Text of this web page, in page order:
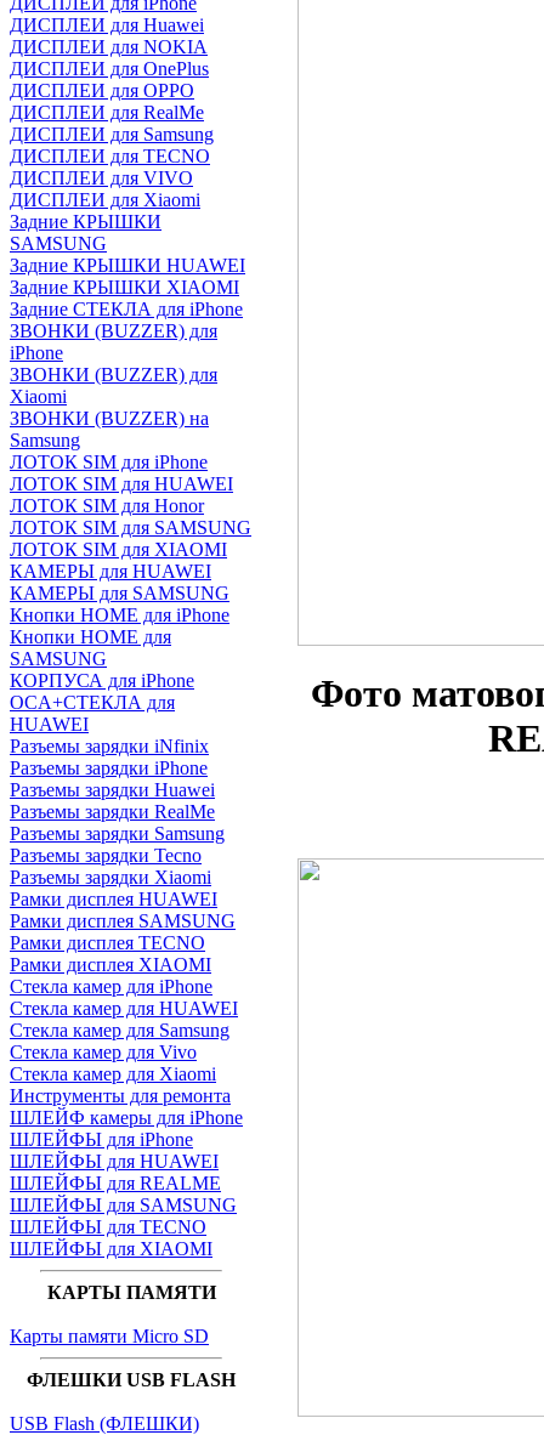
ДИСПЛЕИ для Huawei
ДИСПЛЕИ для NOKIA
ДИСПЛЕИ для OnePlus
ДИСПЛЕИ для OPPO
ДИСПЛЕИ для RealMe
ДИСПЛЕИ для Samsung
ДИСПЛЕИ для TECNO
ДИСПЛЕИ для VIVO
ДИСПЛЕИ для Xiaomi
Задние КРЫШКИ
SAMSUNG
Задние КРЫШКИ HUAWEI
Задние КРЫШКИ XIAOMI
Задние СТЕКЛА для iPhone
ЗВОНКИ (BUZZER) для
iPhone
ЗВОНКИ (BUZZER) для
Xiaomi
ЗВОНКИ (BUZZER) на
Samsung
ЛОТОК SIM для iPhone
ЛОТОК SIM для HUAWEI
ЛОТОК SIM для Honor
ЛОТОК SIM для SAMSUNG
ЛОТОК SIM для XIAOMI
КАМЕРЫ для HUAWEI
КАМЕРЫ для SAMSUNG
Кнопки HOME для iPhone
Кнопки HOME для
SAMSUNG
КОРПУСА для iPhone
OCA+СТЕКЛА для
HUAWEI
Разъемы зарядки iNfinix
Разъемы зарядки iPhone
Разъемы зарядки Huawei
Разъемы зарядки RealMe
Разъемы зарядки Samsung
Разъемы зарядки Tecno
Разъемы зарядки Xiaomi
Рамки дисплея HUAWEI
Рамки дисплея SAMSUNG
Рамки дисплея TECNO
Рамки дисплея XIAOMI
Стекла камер для iPhone
Стекла камер для HUAWEI
Стекла камер для Samsung
Стекла камер для Vivo
Стекла камер для Xiaomi
Инструменты для ремонта
ШЛЕЙФ камеры для iPhone
ШЛЕЙФЫ для iPhone
ШЛЕЙФЫ для HUAWEI
ШЛЕЙФЫ для REALME
ШЛЕЙФЫ для SAMSUNG
ШЛЕЙФЫ для TECNO
ШЛЕЙФЫ для XIAOMI
КАРТЫ ПАМЯТИ
Карты памяти Micro SD
ФЛЕШКИ USB FLASH
USB Flash (ФЛЕШКИ)
Фото